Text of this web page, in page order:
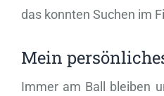
das konnten Suchen im
Mein
Immer am Ball bleiben